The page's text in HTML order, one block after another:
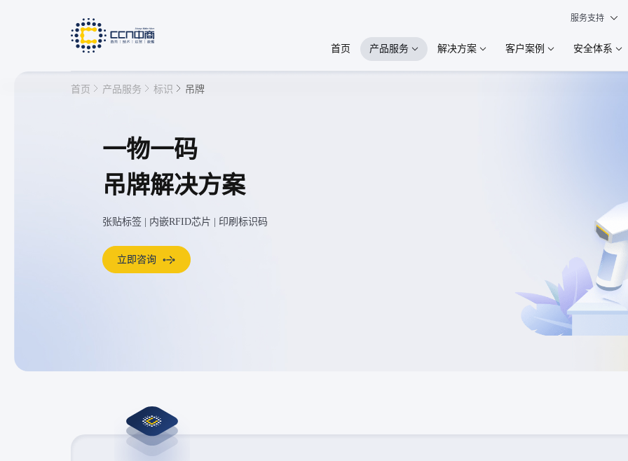
服务支持
快速链接
IP授权管理平台
首页 产品服务 解决方案 客户案例 安全体系
首页 产品服务 标识 吊牌
一物一码
吊牌解决方案
张贴标签 | 内嵌RFID芯片 | 印刷标识码
立即咨询